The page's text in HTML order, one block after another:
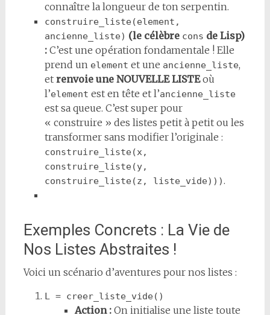
connaître la longueur de ton serpentin.
construire_liste(element,
ancienne_liste) (le célèbre cons de Lisp)
:C’est une opération fondamentale ! Elle
prend un element et une ancienne_liste,
et renvoie une NOUVELLE LISTEoù
l’element est en tête et l’ancienne_liste
est sa queue. C’est super pour
« construire » des listes petit à petit ou les
transformer sans modifier l’originale :
construire_liste(x,
construire_liste(y,
construire_liste(z, liste_vide))).
Exemples Concrets : La Vie de
Nos Listes Abstraites !
Voici un scénario d’aventures pour nos listes :
L = creer_liste_vide()
Action :On initialise une liste toute